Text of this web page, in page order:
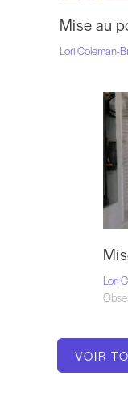
Mise au
Lori Coleman-
Lori
VOIR